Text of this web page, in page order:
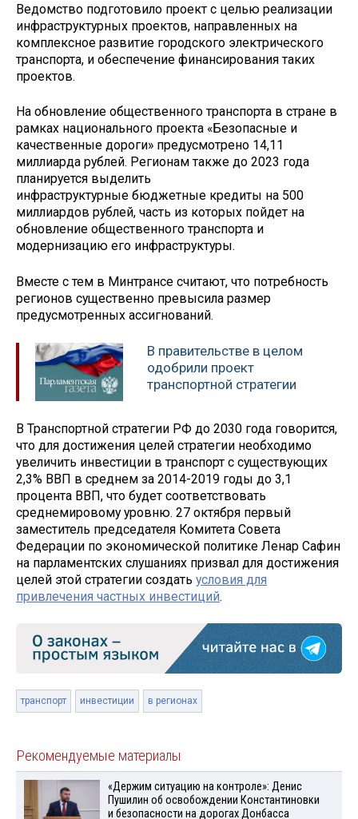
Ведомство подготовило проект с целью реализации
инфраструктурных проектов, направленных на
комплексное развитие городского электрического
транспорта, и обеспечение финансирования таких
проектов.
На обновление общественного транспорта в стране в
рамках национального проекта «Безопасные и
качественные дороги» предусмотрено 14,11
миллиарда рублей. Регионам также до 2023 года
планируется выделить
инфраструктурные бюджетные кредиты на 500
миллиардов рублей, часть из которых пойдет на
обновление общественного транспорта и
модернизацию его инфраструктуры.
Вместе с тем в Минтрансе считают, что потребность
регионов существенно превысила размер
предусмотренных ассигнований.
В правительстве в целом
одобрили проект
транспортной стратегии
В Транспортной стратегии РФ до 2030 года говорится,
что для достижения целей стратегии необходимо
увеличить инвестиции в транспорт с существующих
2,3% ВВП в среднем за 2014-2019 годы до 3,1
процента ВВП, что будет соответствовать
среднемировому уровню. 27 октября первый
заместитель председателя Комитета Совета
Федерации по экономической политике Ленар Сафин
на парламентских слушаниях призвал для достижения
целей этой стратегии создать условия для
привлечения частных инвестиций.
транспорт инвестиции в регионах
Рекомендуемые материалы
«Держим ситуацию на контроле»: Денис
Пушилин об освобождении Константиновки
и безопасности на дорогах Донбасса